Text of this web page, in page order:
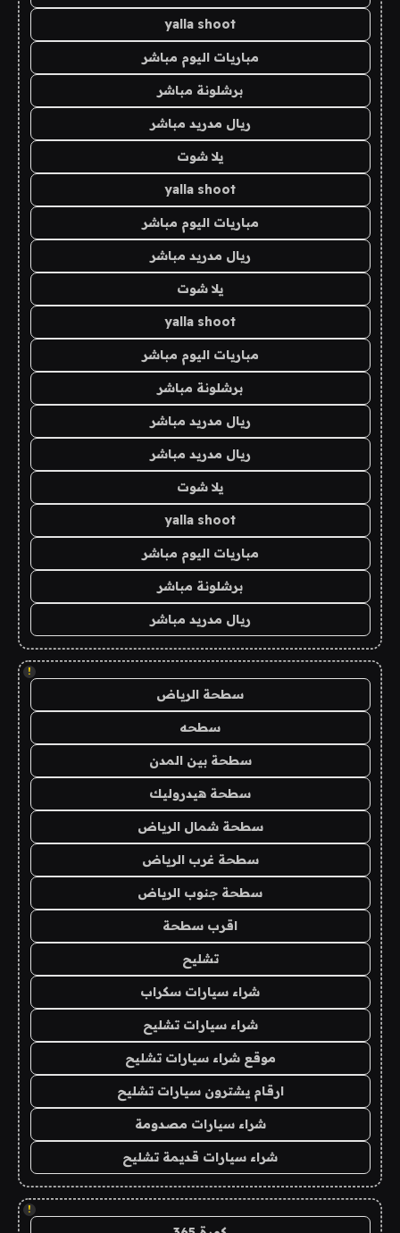
yalla shoot
مباريات اليوم مباشر
برشلونة مباشر
ريال مدريد مباشر
يلا شوت
yalla shoot
مباريات اليوم مباشر
ريال مدريد مباشر
يلا شوت
yalla shoot
مباريات اليوم مباشر
برشلونة مباشر
ريال مدريد مباشر
ريال مدريد مباشر
يلا شوت
yalla shoot
مباريات اليوم مباشر
برشلونة مباشر
ريال مدريد مباشر
!
سطحة الرياض
سطحه
سطحة بين المدن
سطحة هيدروليك
سطحة شمال الرياض
سطحة غرب الرياض
سطحة جنوب الرياض
اقرب سطحة
تشليح
شراء سيارات سكراب
شراء سيارات تشليح
موقع شراء سيارات تشليح
ارقام يشترون سيارات تشليح
شراء سيارات مصدومة
شراء سيارات قديمة تشليح
!